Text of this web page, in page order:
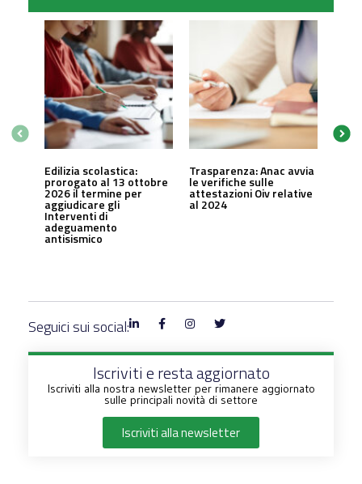
Edilizia scolastica:
prorogato al 13 ottobre
2026 il termine per
aggiudicare gli
Interventi di
adeguamento
antisismico
Trasparenza: Anac avvia
le verifiche sulle
attestazioni Oiv relative
al 2024
Seguici sui social:
Iscriviti e resta aggiornato
Iscriviti alla nostra newsletter per rimanere aggiornato
sulle principali novità di settore
Iscriviti alla newsletter